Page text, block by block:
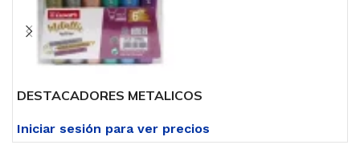
DESTACADORES METALICOS
Iniciar sesión para ver precios